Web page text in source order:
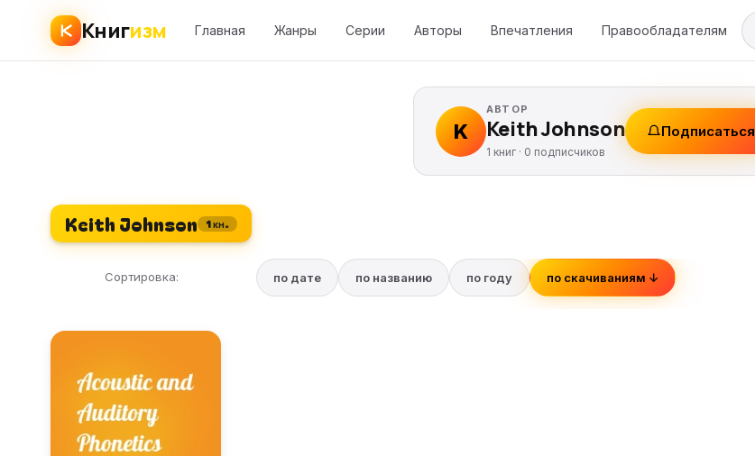
Книгизм Главная Жанры Серии Авторы Впечатления Правообладателям
K
АВТОР
Keith Johnson
1 книг · 0 подписчиков
Подписаться
Keith Johnson 1 кн.
Сортировка: по дате по названию по году по скачиваниям ↓